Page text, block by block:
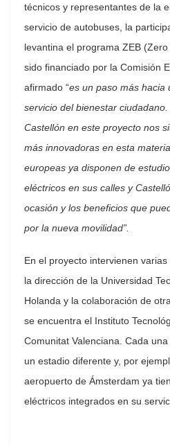
técnicos y representantes de la
servicio de autobuses, la
levantina el programa ZEB
sido financiado por la Comisión
afirmado “es un paso más hacia
servicio del bienestar
Castellón en este proyecto nos
más innovadoras en esta
europeas ya disponen de
eléctricos en sus calles y
ocasión y los beneficios que
por la nueva movilidad”.
En el proyecto intervienen
la dirección de la Universidad
Holanda y la colaboración de
se encuentra el Instituto
Comunitat Valenciana. Cada
un estadio diferente y, por
aeropuerto de Ámsterdam ya
eléctricos integrados en su